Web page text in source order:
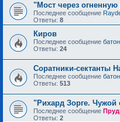
"Мост через огненную
Последнее сообщение
Ответы: 8
Киров
Последнее сообщение
Ответы: 24
Соратники-сектанты
Последнее сообщение
Ответы: 513
"Рихард Зорге. Чужой
Последнее сообщение
Ответы: 2